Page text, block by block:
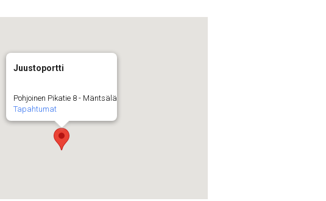
Juustoportti
Pohjoinen Pikatie 8 - Mäntsälä
Tapahtumat